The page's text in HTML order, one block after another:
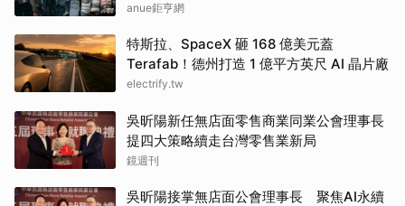
手
anue鉅亨網
特斯拉、SpaceX 砸 168 億美元蓋
Terafab！德州打造 1 億平方英尺 AI 晶片廠
electrify.tw
吳昕陽新任無店面零售商業同業公會理事長
提四大策略續走台灣零售業新局
鏡週刊
吳昕陽接掌無店面公會理事長 聚焦AI永續